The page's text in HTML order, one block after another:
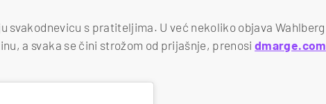
svakodnevicu s pratiteljima. U već nekoliko objava Wahlberg
a svaka se čini strožom od prijašnje, prenosidmarge.com